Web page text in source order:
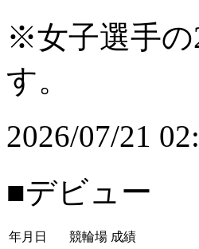
※女子選手の
す。
2026/07/21
■デビュー
年月日 競輪場 成績